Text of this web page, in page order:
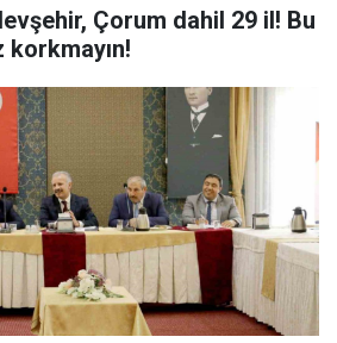
Çorum dahil 29 il! Bu
korkmayın!